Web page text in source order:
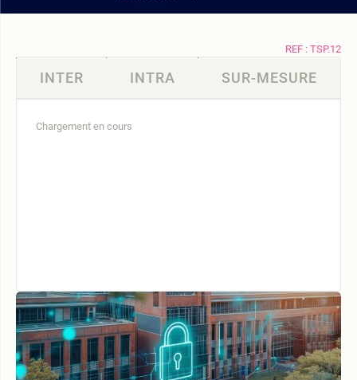
REF : TSP.12
INTER INTRA SUR-MESURE